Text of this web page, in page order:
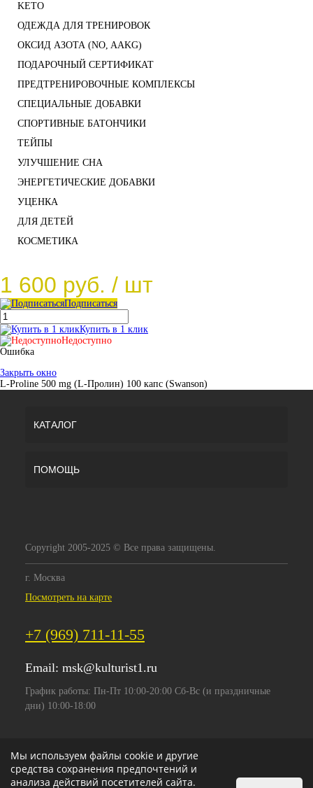
KETO
ОДЕЖДА ДЛЯ ТРЕНИРОВОК
ОКСИД АЗОТА (NO, AAKG)
ПОДАРОЧНЫЙ СЕРТИФИКАТ
ПРЕДТРЕНИРОВОЧНЫЕ КОМПЛЕКСЫ
СПЕЦИАЛЬНЫЕ ДОБАВКИ
СПОРТИВНЫЕ БАТОНЧИКИ
ТЕЙПЫ
УЛУЧШЕНИЕ СНА
ЭНЕРГЕТИЧЕСКИЕ ДОБАВКИ
УЦЕНКА
ДЛЯ ДЕТЕЙ
КОСМЕТИКА
1 600 руб. / шт
Подписаться
Купить в 1 клик
Недоступно
Ошибка
Закрыть окно
L-Proline 500 mg (L-Пролин) 100 капс (Swanson)
КАТАЛОГ
ПОМОЩЬ
Copyright 2005-2025 © Все права защищены.
г. Москва
Посмотреть на карте
+7 (969) 711-11-55
Email: msk@kulturist1.ru
График работы: Пн-Пт 10:00-20:00 Сб-Вс (и праздничные
дни) 10:00-18:00
Мы используем файлы cookie и другие
средства сохранения предпочтений и
анализа действий посетителей сайта.